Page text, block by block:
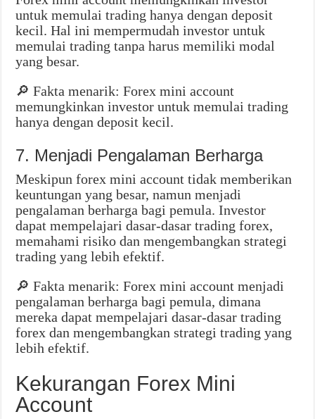
untuk memulai trading hanya dengan deposit
kecil. Hal ini mempermudah investor untuk
memulai trading tanpa harus memiliki modal
yang besar.
🔎 Fakta menarik: Forex mini account
memungkinkan investor untuk memulai trading
hanya dengan deposit kecil.
7. Menjadi Pengalaman Berharga
Meskipun forex mini account tidak memberikan
keuntungan yang besar, namun menjadi
pengalaman berharga bagi pemula. Investor
dapat mempelajari dasar-dasar trading forex,
memahami risiko dan mengembangkan strategi
trading yang lebih efektif.
🔎 Fakta menarik: Forex mini account menjadi
pengalaman berharga bagi pemula, dimana
mereka dapat mempelajari dasar-dasar trading
forex dan mengembangkan strategi trading yang
lebih efektif.
Kekurangan Forex Mini
Account